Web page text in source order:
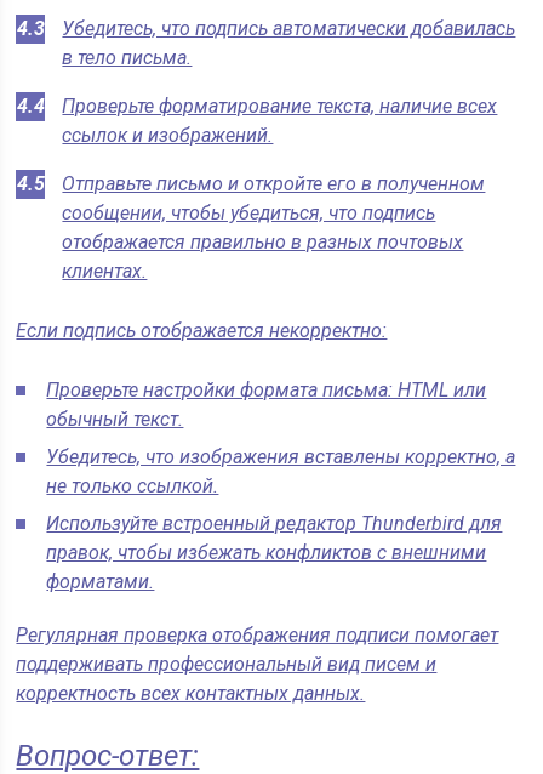
Убедитесь, что подпись автоматически добавилась
в тело письма.
Проверьте форматирование текста, наличие всех
ссылок и изображений.
Отправьте письмо и откройте его в полученном
сообщении, чтобы убедиться, что подпись
отображается правильно в разных почтовых
клиентах.
Если подпись отображается некорректно:
Проверьте настройки формата письма: HTML или
обычный текст.
Убедитесь, что изображения вставлены корректно, а
не только ссылкой.
Используйте встроенный редактор Thunderbird для
правок, чтобы избежать конфликтов с внешними
форматами.
Регулярная проверка отображения подписи помогает
поддерживать профессиональный вид писем и
корректность всех контактных данных.
Вопрос-ответ: